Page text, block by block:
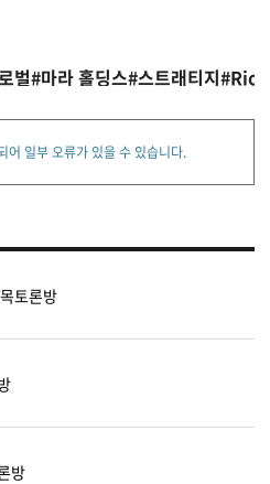
벌#마라 홀딩스#스트래티지
어 일부 오류가 있을 수 있습니다.
토론방
트 종목토론방
방